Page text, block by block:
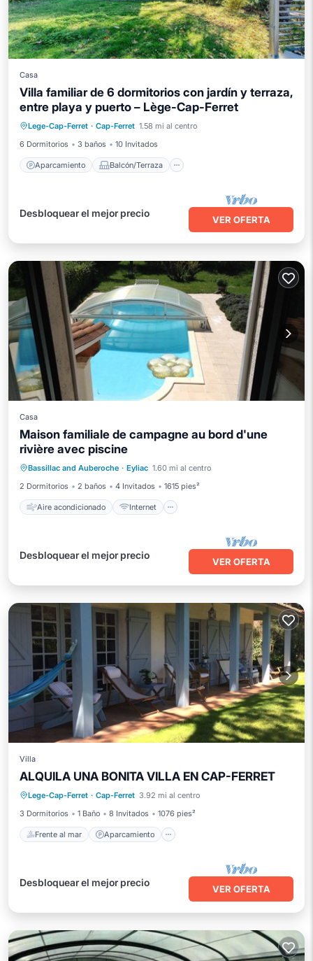
Casa
Villa familiar de 6 dormitorios con jardín y terraza,
entre playa y puerto – Lège-Cap-Ferret
Lege-Cap-Ferret · Cap-Ferret 1.58 mi al centro
6 Dormitorios
3 baños 10 Invitados
Aparcamiento Balcón/Terraza
Aparcamiento
Balcón/Terraza
Cocina
Internet
Desbloquear el mejor precio
VER OFERTA
Casa
Maison familiale de campagne au bord d'une
rivière avec piscine
Bassillac and Auberoche · Eyliac 1.60 mi al centro
2 Dormitorios
2 baños 4 Invitados 1615 pies²
Aire acondicionado Internet
Aire acondicionado
Se admiten mascotas
Apto para niños
Desbloquear el mejor precio
VER OFERTA
Villa
ALQUILA UNA BONITA VILLA EN CAP-FERRET
Lege-Cap-Ferret · Cap-Ferret 3.92 mi al centro
3 Dormitorios
1 Baño 8 Invitados 1076 pies²
Frente al mar Aparcamiento
Frente al mar
Aparcamiento
Vista al mar
Balcón/Terraza
Desbloquear el mejor precio
VER OFERTA